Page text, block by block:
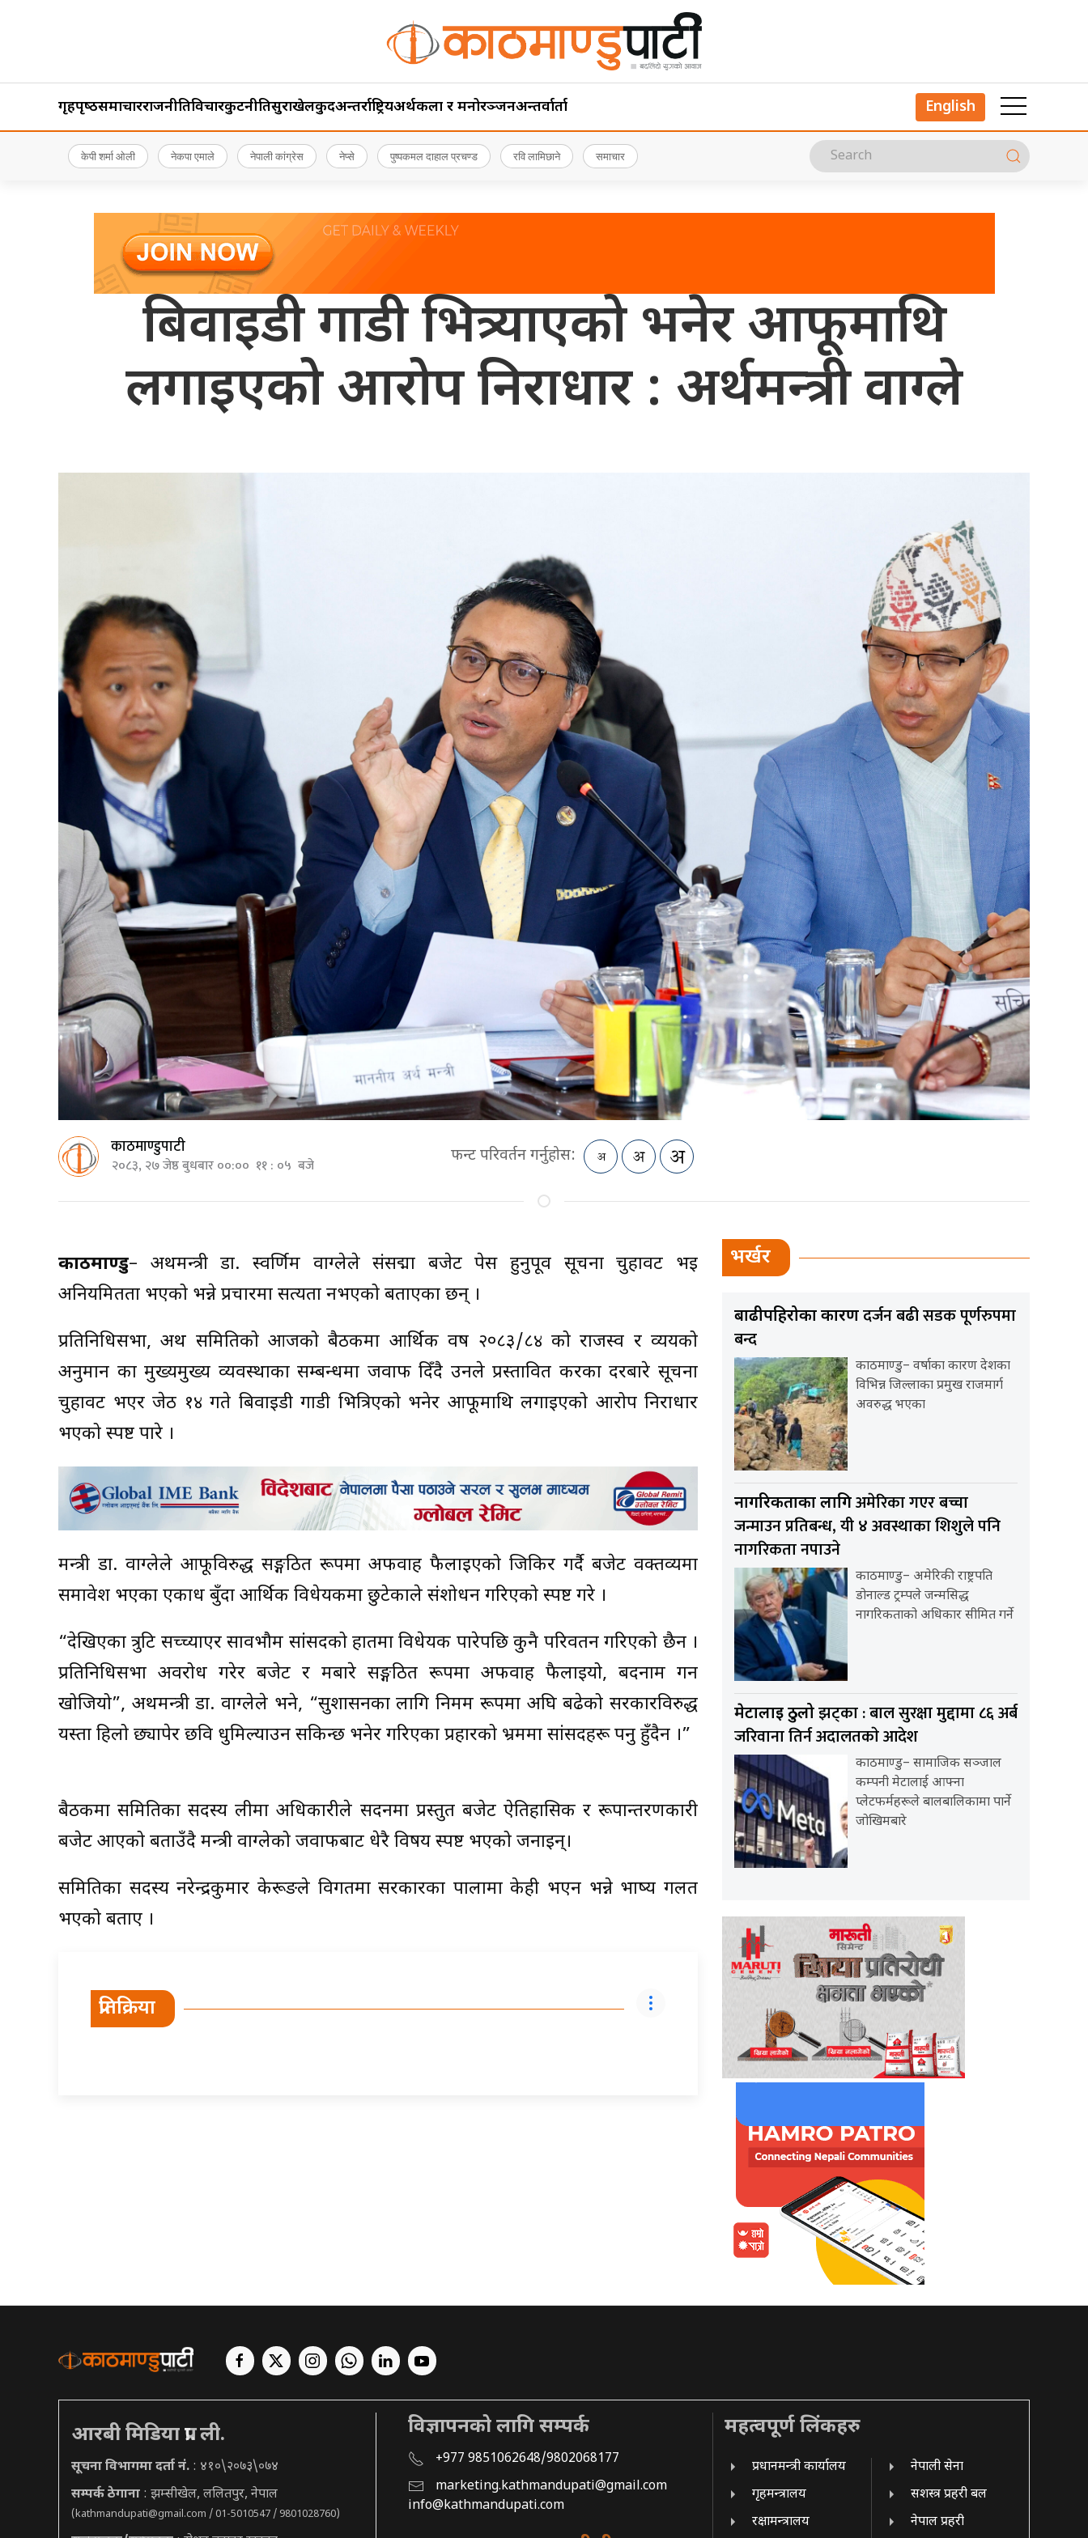
गृहपृष्‍ठसमाचारराजनीतिविचारकुटनीतिसुरक्षाखेलकुदअन्तर्राष्ट्रियअर्थकला र मनोरञ्जनअन्तर्वार्ता English
केपी शर्मा ओली नेकपा एमाले नेपाली कांग्रेस नेप्से पुष्पकमल दाहाल प्रचण्ड रवि लामिछाने समाचार
बिवाइडी गाडी भित्र्याएको भनेर आफूमाथि
लगाइएको आरोप निराधार : अर्थमन्त्री वाग्ले
काठमाण्डुपाटी
२०८३, २७ जेष्ठ बुधबार ००:०० ११ : ०५ बजे फन्ट परिवर्तन गर्नुहोस:
काठमाण्डु– अर्थमन्त्री डा. स्वर्णिम वाग्लेले संसद्मा बजेट पेस हुनुपूर्व सूचना चुहावट भई
अनियमितता भएको भन्ने प्रचारमा सत्यता नभएको बताएका छन् ।
प्रतिनिधिसभा, अर्थ समितिको आजको बैठकमा आर्थिक वर्ष २०८३/८४ को राजस्व र व्ययको
अनुमान का मुख्यमुख्य व्यवस्थाका सम्बन्धमा जवाफ दिँदै उनले प्रस्तावित करका दरबारे सूचना
चुहावट भएर जेठ १४ गते बिवाइडी गाडी भित्रिएको भनेर आफूमाथि लगाइएको आरोप निराधार
भएको स्पष्ट पारे ।
मन्त्री डा. वाग्लेले आफूविरुद्ध सङ्गठित रूपमा अफवाह फैलाइएको जिकिर गर्दै बजेट वक्तव्यमा
समावेश भएका एकाध बुँदा आर्थिक विधेयकमा छुटेकाले संशोधन गरिएको स्पष्ट गरे ।
“देखिएका त्रुटि सच्च्याएर सार्वभौम सांसदको हातमा विधेयक पारेपछि कुनै परिवर्तन गरिएको छैन ।
प्रतिनिधिसभा अवरोध गरेर बजेट र मबारे सङ्गठित रूपमा अफवाह फैलाइयो, बदनाम गर्न
खोजियो”, अर्थमन्त्री डा. वाग्लेले भने, “सुशासनका लागि निर्मम रूपमा अघि बढेको सरकारविरुद्ध
यस्ता हिलो छ्यापेर छवि धुमिल्याउन सकिन्छ भनेर गरिएका प्रहारको भ्रममा सांसदहरू पर्नु हुँदैन ।”
बैठकमा समितिका सदस्य लीमा अधिकारीले सदनमा प्रस्तुत बजेट ऐतिहासिक र रूपान्तरणकारी
बजेट आएको बताउँदै मन्त्री वाग्लेको जवाफबाट धेरै विषय स्पष्ट भएको जनाइन्।
समितिका सदस्य नरेन्द्रकुमार केरूङले विगतमा सरकारका पालामा केही भएन भन्ने भाष्य गलत
भएको बताए ।
प्रतिक्रिया
भर्खर
बाढीपहिरोका कारणदर्जन बढी सडक पूर्णरुपमा
बन्द
काठमाण्डु– वर्षाका कारण देशका
विभिन्न जिल्लाका प्रमुख राजमार्ग
अवरुद्ध भएका
नागरिकताका लागिअमेरिका गएर बच्चा
जन्माउन प्रतिबन्ध, यी ४ अवस्थाका शिशुले पनि
नागरिकता नपाउने
काठमाण्डु– अमेरिकी राष्ट्रपति
डोनाल्ड ट्रम्पले जन्मसिद्ध
नागरिकताको अधिकार सीमित गर्ने
मेटालाई ठुलोझट्का : बाल सुरक्षा मुद्दामा ८६ अर्ब
जरिवाना तिर्न अदालतकाे आदेश
काठमाण्डु– सामाजिक सञ्जाल
कम्पनी मेटालाई आफ्ना
प्लेटफर्महरूले बालबालिकामा पार्ने
जोखिमबारे
आरबी मिडिया प्रा. ली.
सूचना विभागमा दर्ता नं. : ४१०\२०७३\०७४
सम्पर्क ठेगाना : झम्सीखेल, ललितपुर, नेपाल
(kathmandupati@gmail.com / 01-5010547 / 9801028760)
विज्ञापनको लागि सम्पर्क
+977 9851062648/9802068177
marketing.kathmandupati@gmail.com
info@kathmandupati.com
महत्वपूर्ण लिंकहरु
प्रधानमन्त्री कार्यालय
गृहमन्त्रालय
रक्षामन्त्रालय
नेपाली सेना
सशस्त्र प्रहरी बल
नेपाल प्रहरी